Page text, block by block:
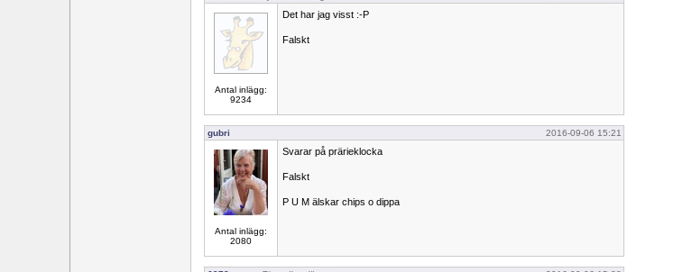
Antal inlägg:
9234
Det har jag visst :-P
Falskt
gubri 2016-09-06 15:21
Antal inlägg:
2080
Svarar på prärieklocka
Falskt
P U M älskar chips o dippa